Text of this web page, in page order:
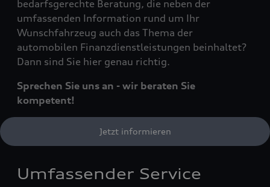
bedarfsgerechte Beratung, die neben der
umfassenden Information rund um Ihr
Wunschfahrzeug auch das Thema der
automobilen Finanzdienstleistungen beinhaltet?
Dann sind Sie hier genau richtig.
Sprechen Sie uns an - wir beraten Sie
kompetent!
Jetzt informieren
Umfassender Service